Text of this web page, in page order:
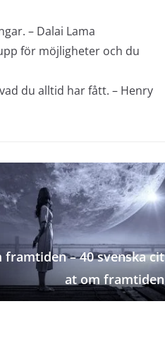
– Dalai Lama
för möjligheter och du
du alltid har fått. – Henry
framtiden – 40 svenska cit
at om framtiden